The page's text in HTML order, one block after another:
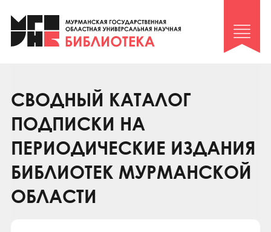
Клуб «Гиря и сельдерей»
Клуб «Семейный архив»
Коллегам
Контакты
СВОДНЫЙ КАТАЛОГ
ПОДПИСКИ НА
ПЕРИОДИЧЕСКИЕ ИЗДАНИЯ
БИБЛИОТЕК МУРМАНСКОЙ
ОБЛАСТИ